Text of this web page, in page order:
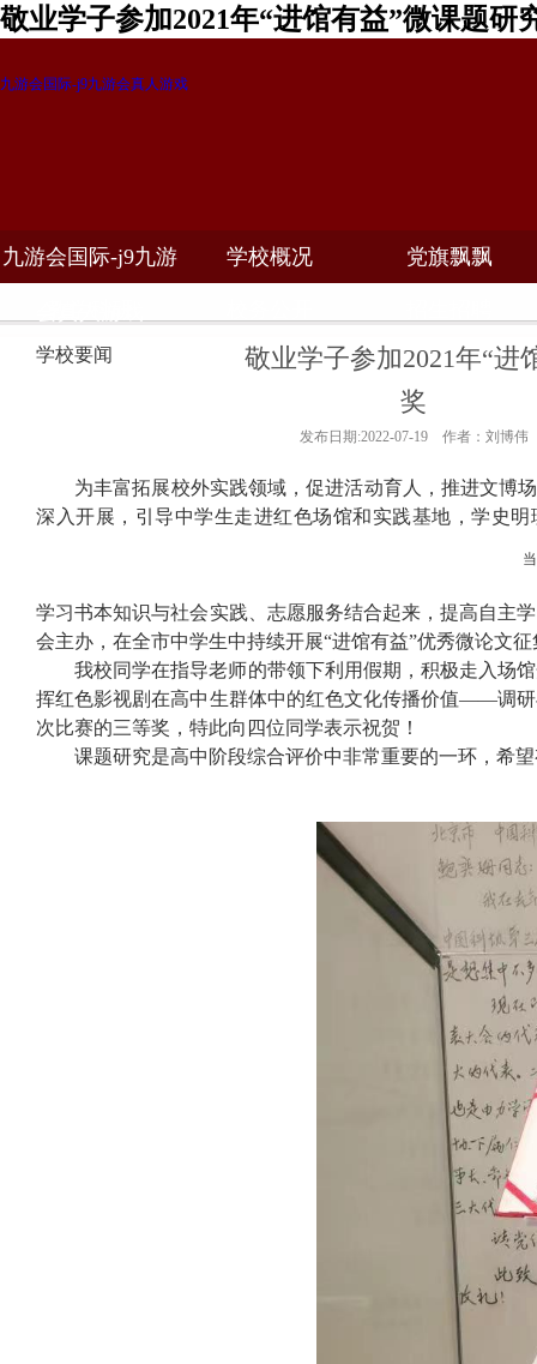
敬业学子参加2021年“进馆有益”微课题研
九游会国际-j9九游会真人游戏
九游会国际-j9九游 学校概况 党旗飘飘
学校要闻
敬业学子参加2021年“进
奖
发布日期:2022-07-19 作者：刘博伟
为丰富拓展校外实践领域，促进活动育人，推进文博
深入开展，引导中学生走进红色场馆和实践基地，学史
学习书本知识与社会实践、志愿服务结合起来，提高自主
会主办，在全市中学生中持续开展“进馆有益”优秀微论文
我校同学在指导老师的带领下利用假期，积极走入场
挥红色影视剧在高中生群体中的红色文化传播价值——调
次比赛的三等奖，特此向四位同学表示祝贺！
课题研究是高中阶段综合评价中非常重要的一环，希